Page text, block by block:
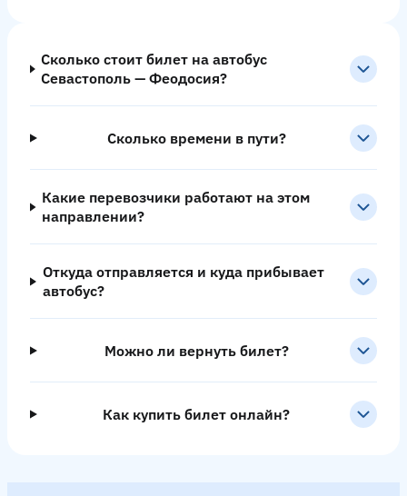
Сколько стоит билет на автобус
Севастополь — Феодосия?
Сколько времени в пути?
Какие перевозчики работают на этом
направлении?
Откуда отправляется и куда прибывает
автобус?
Можно ли вернуть билет?
Как купить билет онлайн?